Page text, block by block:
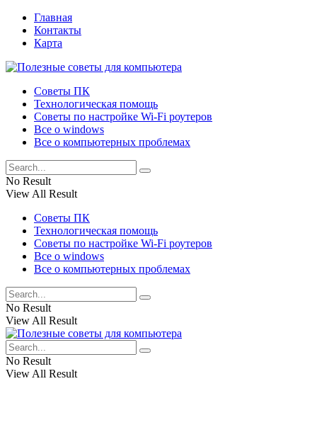
Главная
Контакты
Карта
Советы ПК
Технологическая помощь
Советы по настройке Wi-Fi роутеров
Все о windows
Все о компьютерных проблемах
No Result
View All Result
Советы ПК
Технологическая помощь
Советы по настройке Wi-Fi роутеров
Все о windows
Все о компьютерных проблемах
No Result
View All Result
No Result
View All Result